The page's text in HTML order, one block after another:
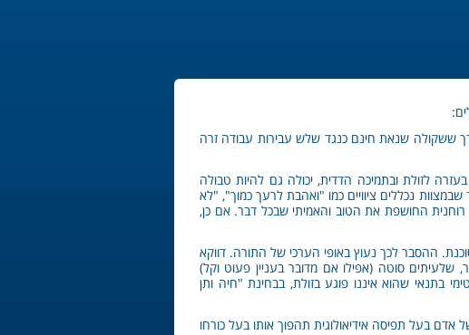
ששקולה שנאת חינם כנגד שלש עבירות עבודה זרה
לזולת ובתמיכה הדדית, יכולה גם להיות טבולה
נכללים ציוויים כמו "ואהבת לרעך כמוך", "לא
החושפת את הטוב והאמיתי שבכל דבר. אם כן,
ההסבר לכך נעוץ באופי הערכי של התורה. דווקא
סוטה (אפילו אם מדובר בעניין פעוט וקל)
בתנאי שהוא איננו פוגע בזולת, בבחינת "חיה ותן
בעל תפיסה אידיאולוגית תהפוך אותו בעל כורחו